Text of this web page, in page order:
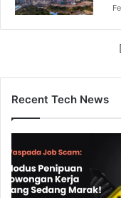
Recent Tech News